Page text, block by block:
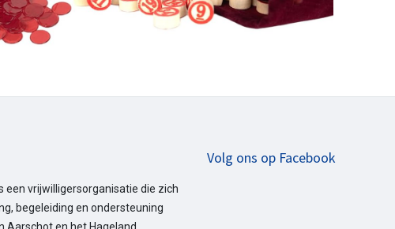
een vrijwilligersorganisatie die zich
begeleiding en ondersteuning
Volg ons op Facebook